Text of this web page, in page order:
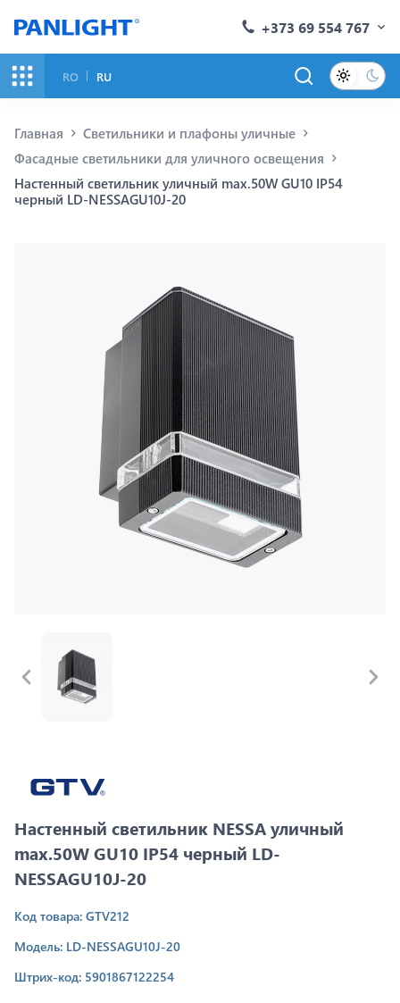
+373 69 554 767
RO RU
Главная
Светильники и плафоны уличные
Фасадные светильники для уличного освещения
Настенный светильник уличный max.50W GU10 IP54
черный LD-NESSAGU10J-20
Настенный светильник NESSA уличный
max.50W GU10 IP54 черный LD-
NESSAGU10J-20
Код товара: GTV212
Модель: LD-NESSAGU10J-20
Штрих-код: 5901867122254